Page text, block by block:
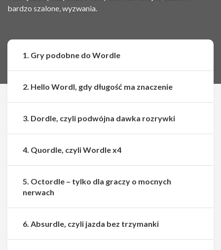
bardzo szalone, wyzwania.
1. Gry podobne do Wordle
2. Hello Wordl, gdy długość ma znaczenie
3. Dordle, czyli podwójna dawka rozrywki
4. Quordle, czyli Wordle x4
5. Octordle – tylko dla graczy o mocnych
nerwach
6. Absurdle, czyli jazda bez trzymanki